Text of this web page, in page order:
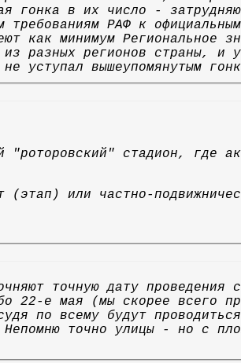
гонка в их число -
РАФ к
как минимум Региональное
разных регионов страны, и
уступал вышеупомянутым
стадион, где
(этап) или частно-
точную дату проведения
22-е мая (мы скорее всего
по всему будут
точно улицы - но с